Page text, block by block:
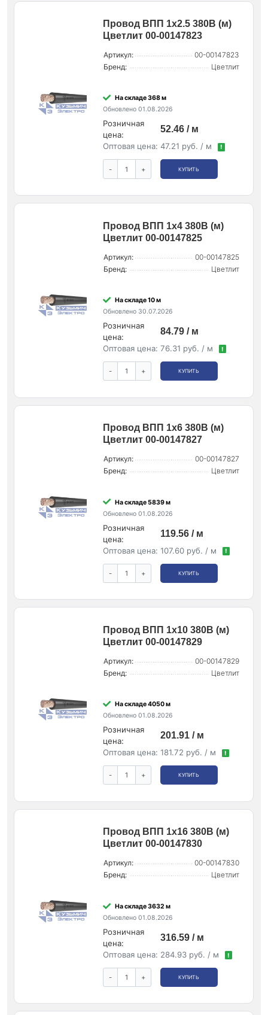
Провод ВПП 1х2.5 380В (м)
Цветлит 00-00147823
Артикул:
00-00147823
Бренд:
Цветлит
На складе 368 м
Обновлено 01.08.2026
Розничная
цена:
52.46 / м
Оптовая цена: 47.21 руб. / м !
- + КУПИТЬ
Провод ВПП 1х4 380В (м)
Цветлит 00-00147825
Артикул:
00-00147825
Бренд:
Цветлит
На складе 10 м
Обновлено 30.07.2026
Розничная
цена:
84.79 / м
Оптовая цена: 76.31 руб. / м !
- + КУПИТЬ
Провод ВПП 1х6 380В (м)
Цветлит 00-00147827
Артикул:
00-00147827
Бренд:
Цветлит
На складе 5839 м
Обновлено 01.08.2026
Розничная
цена:
119.56 / м
Оптовая цена: 107.60 руб. / м !
- + КУПИТЬ
Провод ВПП 1х10 380В (м)
Цветлит 00-00147829
Артикул:
00-00147829
Бренд:
Цветлит
На складе 4050 м
Обновлено 01.08.2026
Розничная
цена:
201.91 / м
Оптовая цена: 181.72 руб. / м !
- + КУПИТЬ
Провод ВПП 1х16 380В (м)
Цветлит 00-00147830
Артикул:
00-00147830
Бренд:
Цветлит
На складе 3632 м
Обновлено 01.08.2026
Розничная
цена:
316.59 / м
Оптовая цена: 284.93 руб. / м !
- + КУПИТЬ